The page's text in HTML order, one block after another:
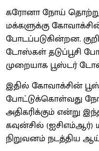
கரோனா நோய்
மக்களுக்கு
போடப்படுகின்றன.
டோஸ்கள் தடுப்பூசி
முறையாக பூஸ்டர் டோஸ்
இதில் கோவாக்சின்
போட்டுக்கொள்வது
அதிகரிக்கும் என்று
கவுன்சில் (ஐசிஎம்ஆர்)
நிறுவனம் நடத்திய